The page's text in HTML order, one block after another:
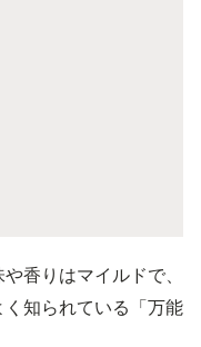
香りはマイルドで、
知られている「万能